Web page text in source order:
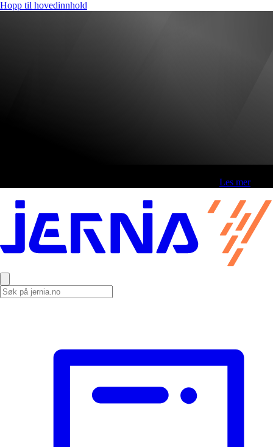
Hopp til hovedinnhold
Les mer